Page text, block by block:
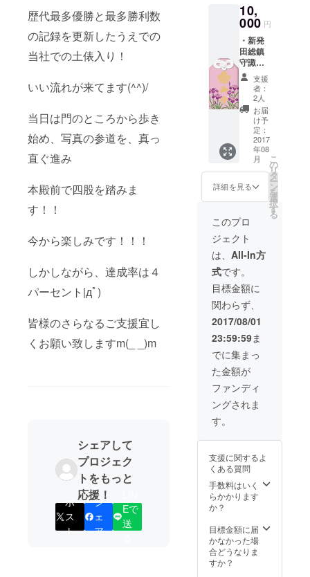
歴代最多優勝と最多勝利数
の記録を更新したうえでの
当社での土俵入り！
いい流れが来てます(^^)/
当日は門のところから歩き
始め、写真の参道を、真っ
直ぐ進み
本殿前で四股を踏みま
す！！
今から楽しみです！！！
しかしながら、達成率は４
パーセント|дﾟ)
皆様のさらなるご支援宜し
くお願い致しますm(_ _)m
シェアして
プロジェク
トをもっと
応援！
ポ
ス
ト
シ
ェ
ア
Eで
送
10,
000 円
・新発
田総鎮
守諏訪
神社奉
納土俵
入り記
念絵馬
× 1 奉納
土俵入
を記念
した、
限定の
絵馬で
す ・新
発田総
鎮守諏
訪神社
のあや
め柄の
お守り×
１ 新発
田市を
代表す
る花で
もある
あやめ
の柄を
施した
お守り
です。
支援
者：
2人
お届
け予
定：
2017
年08
月
詳細を見る
こ
の
リ
タ
ー
ン
を
選
択
す
る
このプロ
ジェクト
は、 All-In方
式です。
目標金額に
関わらず、
2017/08/01
23:59:59ま
でに集まっ
た金額が
ファンディ
ングされま
す。
支援に関するよ
くある質問
手数料はいく
らかかります
か？
目標金額に届
かなかった場
合どうなりま
すか？